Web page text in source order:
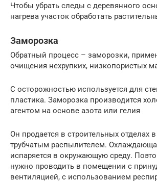
Чтобы убрать следы с деревянного
нагрева участок обработать
Заморозка
Обратный процесс – заморозки,
очищения нехрупких, низкопористых
С осторожностью используется для
пластика. Заморозка производится
агентом на основе азота или гелия
Он продается в строительных отделах
трубчатым распылителем.
испаряется в окружающую среду.
нужно проводить в помещении с
вентиляцией, с использованием